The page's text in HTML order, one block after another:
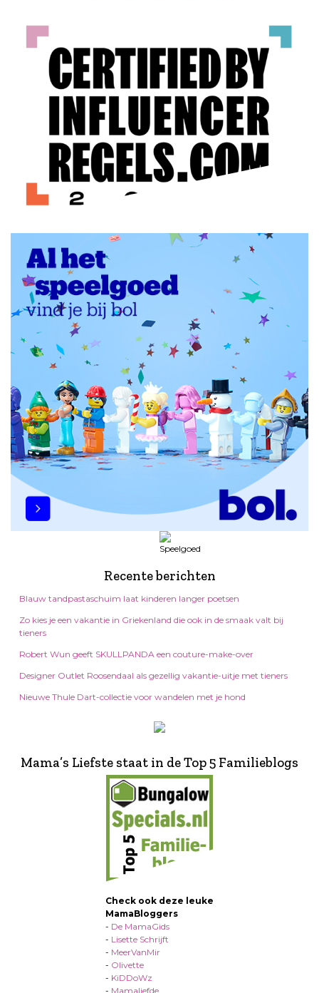
Recente berichten
Blauw tandpastaschuim laat kinderen langer poetsen
Zo kies je een vakantie in Griekenland die ook in de smaak valt bij
tieners
Robert Wun geeft SKULLPANDA een couture-make-over
Designer Outlet Roosendaal als gezellig vakantie-uitje met tieners
Nieuwe Thule Dart-collectie voor wandelen met je hond
Mama’s Liefste staat in de Top 5 Familieblogs
Check ook deze leuke
MamaBloggers
- De MamaGids
- Lisette Schrijft
- MeerVanMir
- Olivette
- KiDDoWz
- Mamaliefde